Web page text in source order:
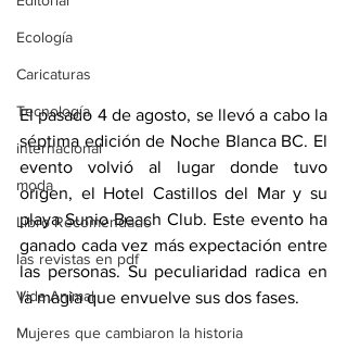
Ecología
Caricaturas
Tecnología
internacional
moda
Libro Recomendado
las revistas en pdf
Vida Animal
Mujeres que cambiaron la historia
El pasado 4 de agosto, se llevó a cabo la
séptima edición de Noche Blanca BC. El
evento volvió al lugar donde tuvo
origen, el Hotel Castillos del Mar y su
playa Sunio Beach Club. Este evento ha
ganado cada vez más expectación entre
las personas. Su peculiaridad radica en
la magia que envuelve sus dos fases.